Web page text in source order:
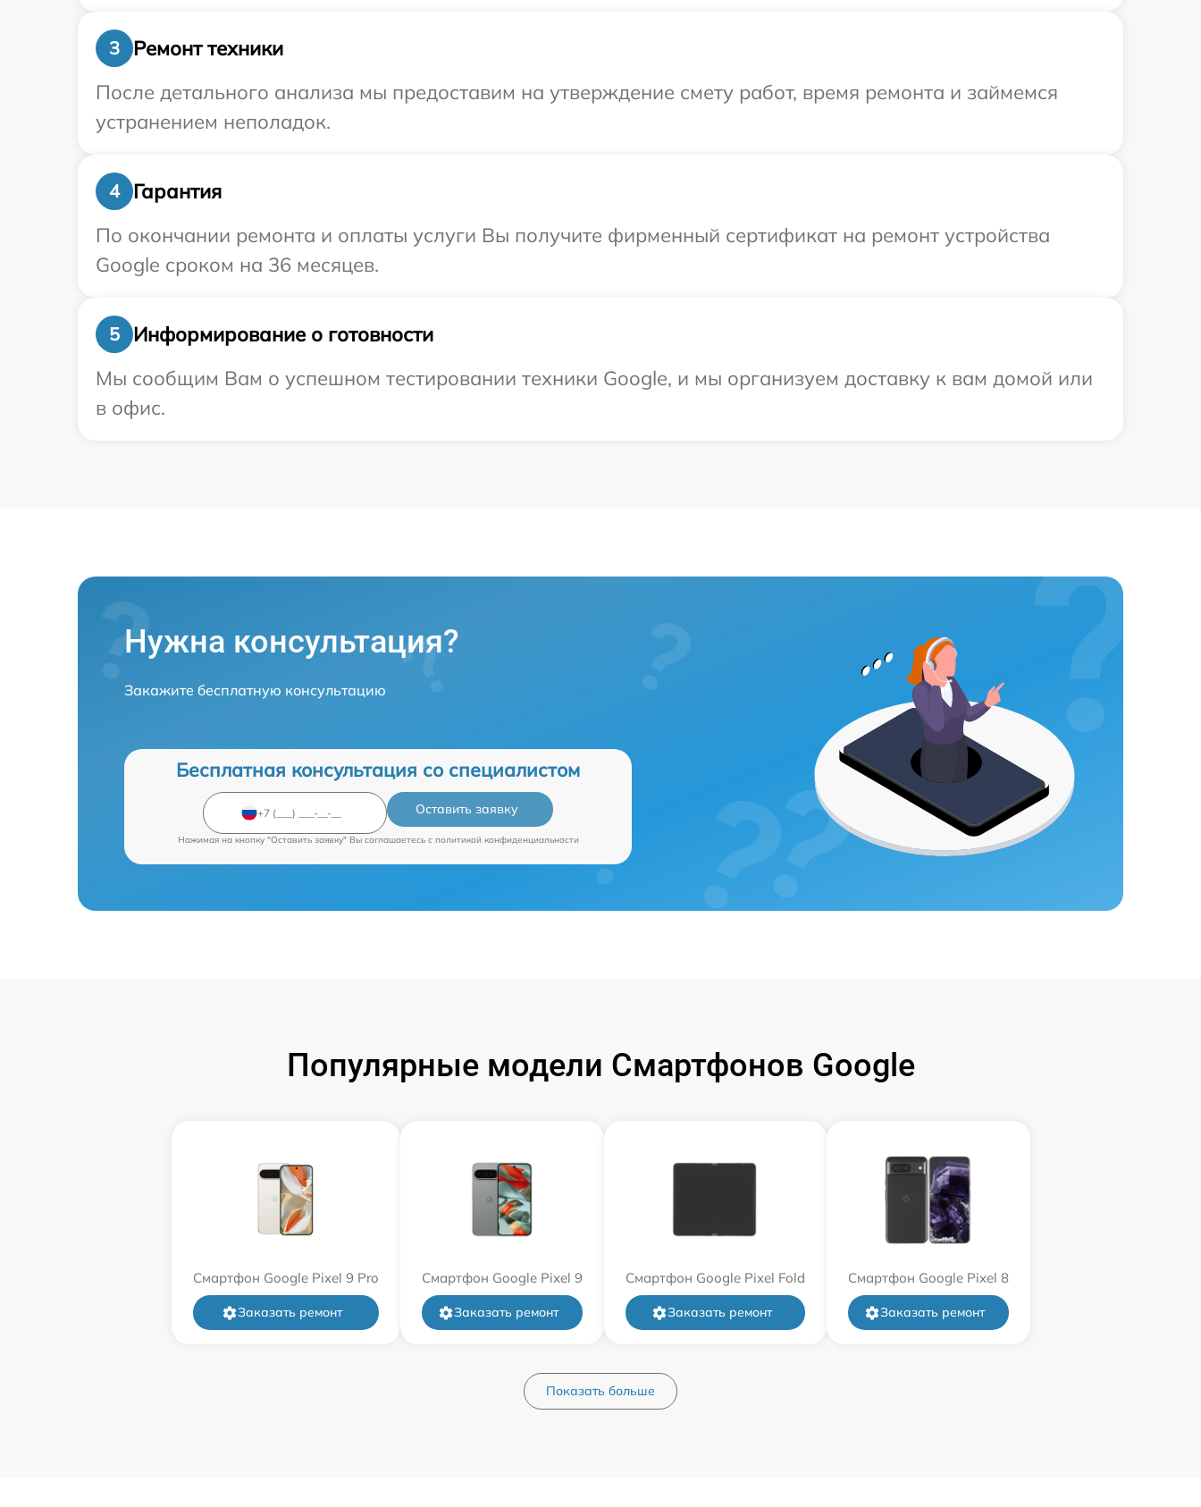
3
Ремонт техники
После детального анализа мы предоставим на утверждение смету работ, время ремонта и займемся
устранением неполадок.
4
Гарантия
По окончании ремонта и оплаты услуги Вы получите фирменный сертификат на ремонт устройства
Google сроком на 36 месяцев.
5
Информирование о готовности
Мы сообщим Вам о успешном тестировании техники Google, и мы организуем доставку к вам домой или
в офис.
Нужна консультация?
Закажите бесплатную консультацию
Бесплатная консультация со специалистом
Оставить заявку
Нажимая на кнопку "Оставить заявку" Вы соглашаетесь c политикой конфиденциальности
Популярные модели Смартфонов Google
Смартфон Google Pixel 9 Pro
Заказать ремонт
Смартфон Google Pixel 9
Заказать ремонт
Смартфон Google Pixel Fold
Заказать ремонт
Смартфон Google Pixel 8
Заказать ремонт
Показать больше